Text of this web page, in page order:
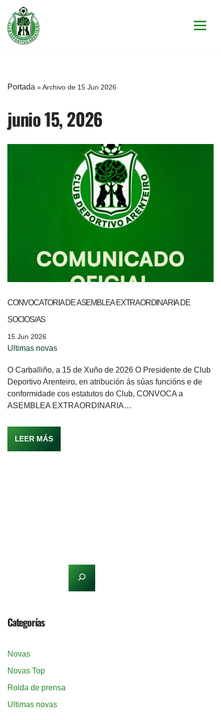
Saltar
al
Portada »Archivo de 15 Jun 2026
junio 15, 2026
CONVOCATORIA DE ASEMBLEA EXTRAORDINARIA DE
SOCIOS/AS
15 Jun 2026
Ultimas novas
O Carballiño, a 15 de Xuño de 2026 O Presidente de Club
Deportivo Arenteiro, en atribución ás súas funcións e de
conformidade cos estatutos do Club, CONVOCA a
ASEMBLEA EXTRAORDINARIA…
LEER MÁS
Categorías
Novas
Novas Top
Rolda de prensa
Ultimas novas